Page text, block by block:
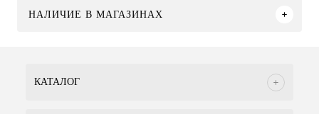
НАЛИЧИЕ В МАГАЗИНАХ
КАТАЛОГ